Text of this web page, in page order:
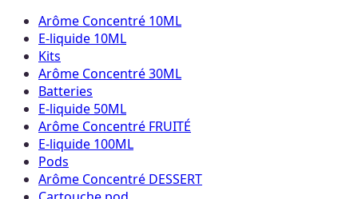
Arôme Concentré 10ML
E-liquide 10ML
Kits
Arôme Concentré 30ML
Batteries
E-liquide 50ML
Arôme Concentré FRUITÉ
E-liquide 100ML
Pods
Arôme Concentré DESSERT